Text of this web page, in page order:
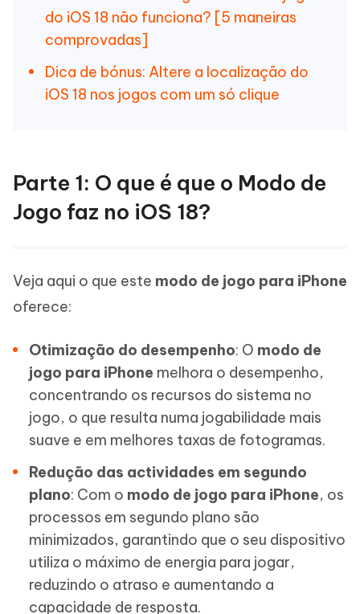
do iOS 18 não funciona? [5 maneiras
comprovadas]
Dica de bónus: Altere a localização do
iOS 18 nos jogos com um só clique
Parte 1: O que é que o Modo de
Jogo faz no iOS 18?
Veja aqui o que este modo de jogo para iPhone
oferece:
Otimização do desempenho: O modo de
jogo para iPhone melhora o desempenho,
concentrando os recursos do sistema no
jogo, o que resulta numa jogabilidade mais
suave e em melhores taxas de fotogramas.
Redução das actividades em segundo
plano: Com o modo de jogo para iPhone, os
processos em segundo plano são
minimizados, garantindo que o seu dispositivo
utiliza o máximo de energia para jogar,
reduzindo o atraso e aumentando a
capacidade de resposta.